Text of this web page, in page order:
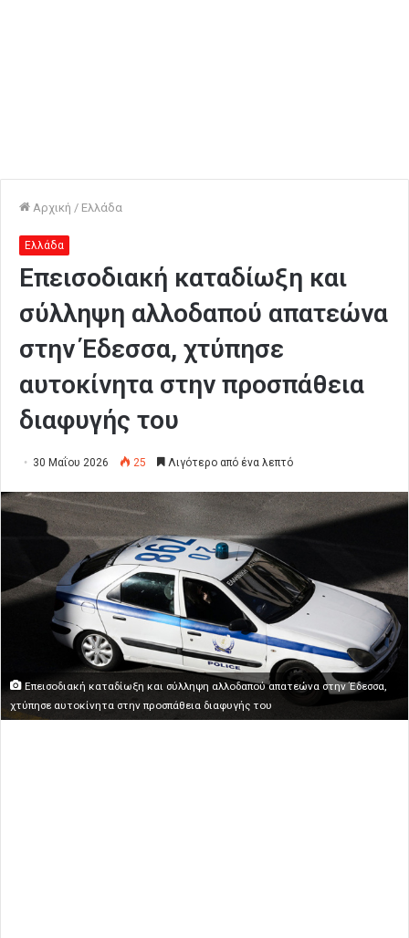
Αρχική / Ελλάδα
Ελλάδα
Επεισοδιακή καταδίωξη και
σύλληψη αλλοδαπού απατεώνα
στην Έδεσσα, χτύπησε
αυτοκίνητα στην προσπάθεια
διαφυγής του
30 Μαΐου 2026 25 Λιγότερο από ένα λεπτό
Επεισοδιακή καταδίωξη και σύλληψη αλλοδαπού απατεώνα στην Έδεσσα,
χτύπησε αυτοκίνητα στην προσπάθεια διαφυγής του